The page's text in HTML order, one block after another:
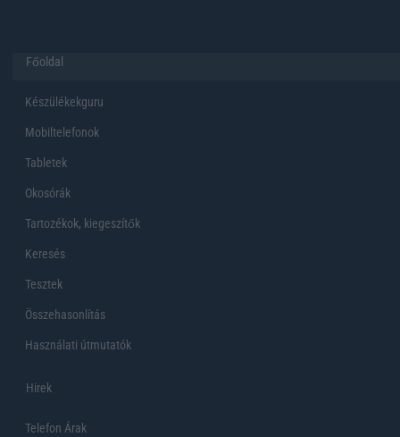
Főoldal
Készülékekguru
Mobiltelefonok
Tabletek
Okosórák
Tartozékok, kiegeszítők
Keresés
Tesztek
Összehasonlítás
Használati útmutatók
Hirek
Telefon Árak